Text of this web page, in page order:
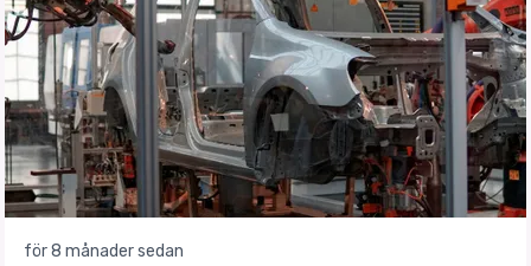
för 8 månader sedan